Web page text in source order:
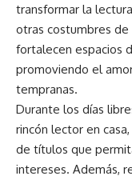
transformar la
otras costumbres de
fortalecen espacios
promoviendo el
tempranas.
Durante los días
rincón lector en
de títulos que
intereses. Además,